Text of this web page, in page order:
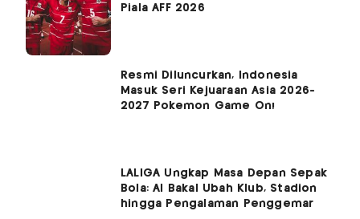
Piala AFF 2026
Resmi Diluncurkan, Indonesia
Masuk Seri Kejuaraan Asia 2026-
2027 Pokemon Game On!
LALIGA Ungkap Masa Depan Sepak
Bola: AI Bakal Ubah Klub, Stadion
hingga Pengalaman Penggemar